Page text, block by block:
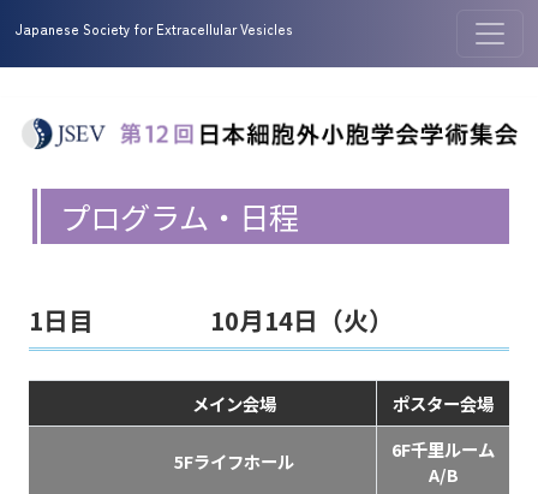
プログラム・日程
1日目 10月14日（火）
メイン会場 ポスター会場
5Fライフホール
6F千里ルーム
A/B
Japanese Society for Extracellular Vesicles